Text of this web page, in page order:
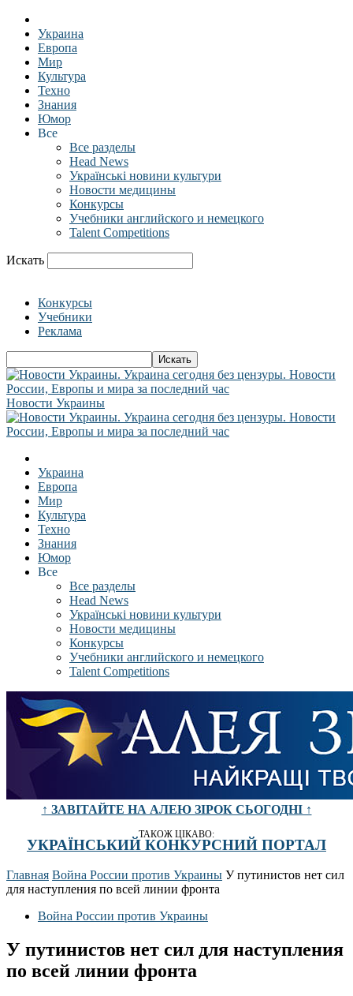
Украина
Европа
Мир
Культура
Техно
Знания
Юмор
Все
Все разделы
Head News
Українські новини культури
Новости медицины
Конкурсы
Учебники английского и немецкого
Talent Competitions
Искать
Конкурсы
Учебники
Реклама
Новости Украины
Украина
Европа
Мир
Культура
Техно
Знания
Юмор
Все
Все разделы
Head News
Українські новини культури
Новости медицины
Конкурсы
Учебники английского и немецкого
Talent Competitions
↑ ЗАВІТАЙТЕ НА АЛЕЮ ЗІРОК СЬОГОДНІ ↑
ТАКОЖ ЦІКАВО:
УКРАЇНСЬКИЙ КОНКУРСНИЙ ПОРТАЛ
Главная Война России против Украины У путинистов нет сил
для наступления по всей линии фронта
Война России против Украины
У путинистов нет сил для наступления
по всей линии фронта